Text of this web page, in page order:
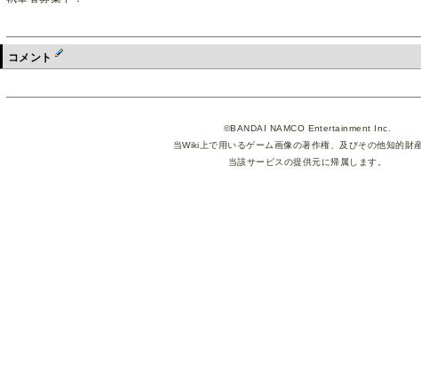
コメント
©BANDAI NAMCO Entertainment Inc.
当Wiki上で用いるゲーム画像の著作権、及びその他知的財
当該サービスの提供元に帰属します。